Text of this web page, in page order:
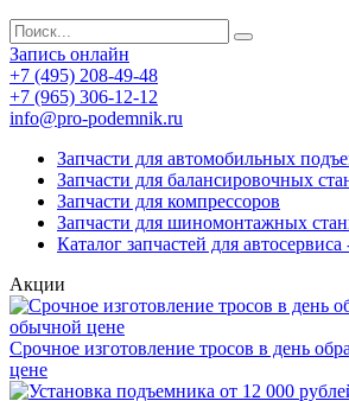
Запись онлайн
+7 (495) 208-49-48
+7 (965) 306-12-12
info@pro-podemnik.ru
Запчасти для автомобильных
Запчасти для балансировочных
Запчасти для компрессоров
Запчасти для шиномонтажных
Каталог запчастей для автосервиса
Акции
Срочное изготовление тросов в день
цене